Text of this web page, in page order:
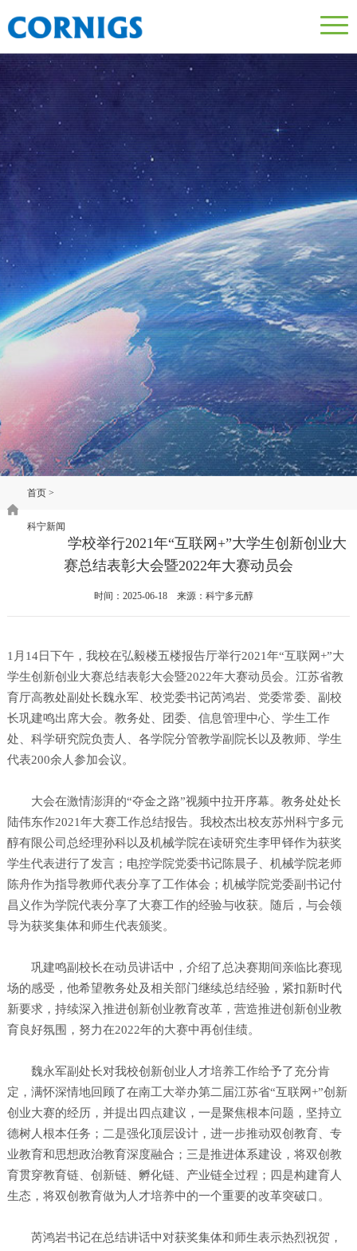
首页>
科宁新闻
学校举行2021年“互联网+”大学生创新创业大
赛总结表彰大会暨2022年大赛动员会
时间：2025-06-18 来源：科宁多元醇
1月14日下午，我校在弘毅楼五楼报告厅举行2021年“互联网+”大
学生创新创业大赛总结表彰大会暨2022年大赛动员会。江苏省教
育厅高教处副处长魏永军、校党委书记芮鸿岩、党委常委、副校
长巩建鸣出席大会。教务处、团委、信息管理中心、学生工作
处、科学研究院负责人、各学院分管教学副院长以及教师、学生
代表200余人参加会议。
大会在激情澎湃的“夺金之路”视频中拉开序幕。教务处处长
陆伟东作2021年大赛工作总结报告。我校杰出校友苏州科宁多元
醇有限公司总经理孙科以及机械学院在读研究生李甲铎作为获奖
学生代表进行了发言；电控学院党委书记陈晨子、机械学院老师
陈舟作为指导教师代表分享了工作体会；机械学院党委副书记付
昌义作为学院代表分享了大赛工作的经验与收获。随后，与会领
导为获奖集体和师生代表颁奖。
巩建鸣副校长在动员讲话中，介绍了总决赛期间亲临比赛现
场的感受，他希望教务处及相关部门继续总结经验，紧扣新时代
新要求，持续深入推进创新创业教育改革，营造推进创新创业教
育良好氛围，努力在2022年的大赛中再创佳绩。
魏永军副处长对我校创新创业人才培养工作给予了充分肯
定，满怀深情地回顾了在南工大举办第二届江苏省“互联网+”创新
创业大赛的经历，并提出四点建议，一是聚焦根本问题，坚持立
德树人根本任务；二是强化顶层设计，进一步推动双创教育、专
业教育和思想政治教育深度融合；三是推进体系建设，将双创教
育贯穿教育链、创新链、孵化链、产业链全过程；四是构建育人
生态，将双创教育做为人才培养中的一个重要的改革突破口。
芮鸿岩书记在总结讲话中对获奖集体和师生表示热烈祝贺，